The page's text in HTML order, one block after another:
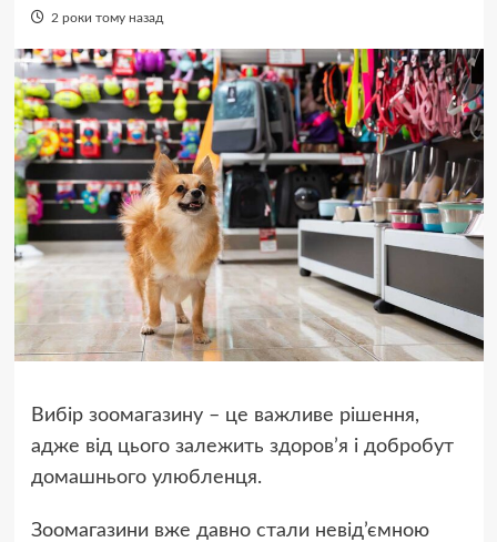
2 роки тому назад
Вибір зоомагазину – це важливе рішення,
адже від цього залежить здоров’я і добробут
домашнього улюбленця.
Зоомагазини вже давно стали невід’ємною